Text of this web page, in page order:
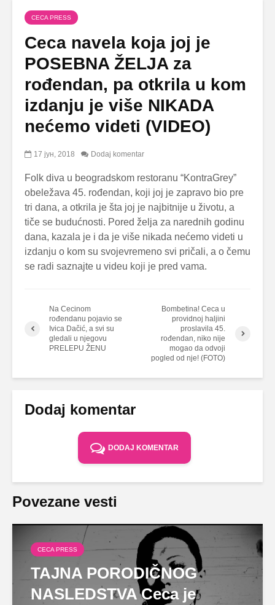
CECA PRESS
Ceca navela koja joj je
POSEBNA ŽELJA za
rođendan, pa otkrila u kom
izdanju je više NIKADA
nećemo videti (VIDEO)
17 јун, 2018 Dodaj komentar
Folk diva u beogradskom restoranu “KontraGrey”
obeležava 45. rođendan, koji joj je zapravo bio pre
tri dana, a otkrila je šta joj je najbitnije u životu, a
tiče se budućnosti. Pored želja za narednih godinu
dana, kazala je i da je više nikada nećemo videti u
izdanju o kom su svojevremeno svi pričali, a o čemu
se radi saznajte u videu koji je pred vama.
Na Cecinom
rođendanu pojavio se
Ivica Dačić, a svi su
gledali u njegovu
PRELEPU ŽENU
Bombetina! Ceca u
providnoj haljini
proslavila 45.
rođendan, niko nije
mogao da odvoji
pogled od nje! (FOTO)
Dodaj komentar
DODAJ KOMENTAR
Povezane vesti
CECA PRESS
TAJNA PORODIČNOG
NASLEDSTVA Ceca je